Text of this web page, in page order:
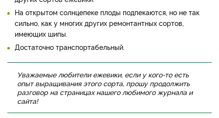
На открытом солнцепеке плоды подпекаются, но не так
сильно, как у многих других ремонтантных сортов,
имеющих шипы.
Достаточно транспортабельный.
Уважаемые любители ежевики, если у кого-то есть
опыт выращивания этого сорта, прошу продолжить
разговор на страницах нашего любимого журнала и
сайта!